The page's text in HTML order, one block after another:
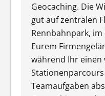
Geocaching. Die
gut auf zentralen
Rennbahnpark,
Eurem
während Ihr einen
Teamaufgaben